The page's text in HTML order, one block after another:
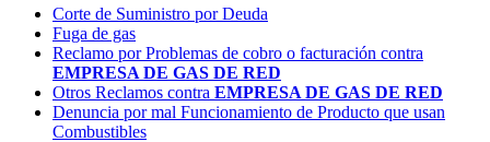
Corte de Suministro por Deuda
Fuga de gas
Reclamo por Problemas de cobro o facturación contra
EMPRESA DE GAS DE RED
Otros Reclamos contra EMPRESA DE GAS DE RED
Denuncia por mal Funcionamiento de Producto que usan
Combustibles